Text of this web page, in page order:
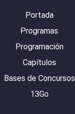
Portada
Programas
Programación
Capítulos
Bases de Concursos
13Go